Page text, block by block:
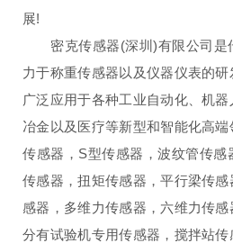
展!
密克传感器(深圳)有限公司
力于称重传感器以及仪器仪表的研
广泛应用于各种工业自动化、机器
冶金以及医疗等新型和智能化高
传感器，S型传感器，波纹管传
传感器，扭矩传感器，平行梁传
感器，多维力传感器，六维力传
分有试验机专用传感器，搅拌站传